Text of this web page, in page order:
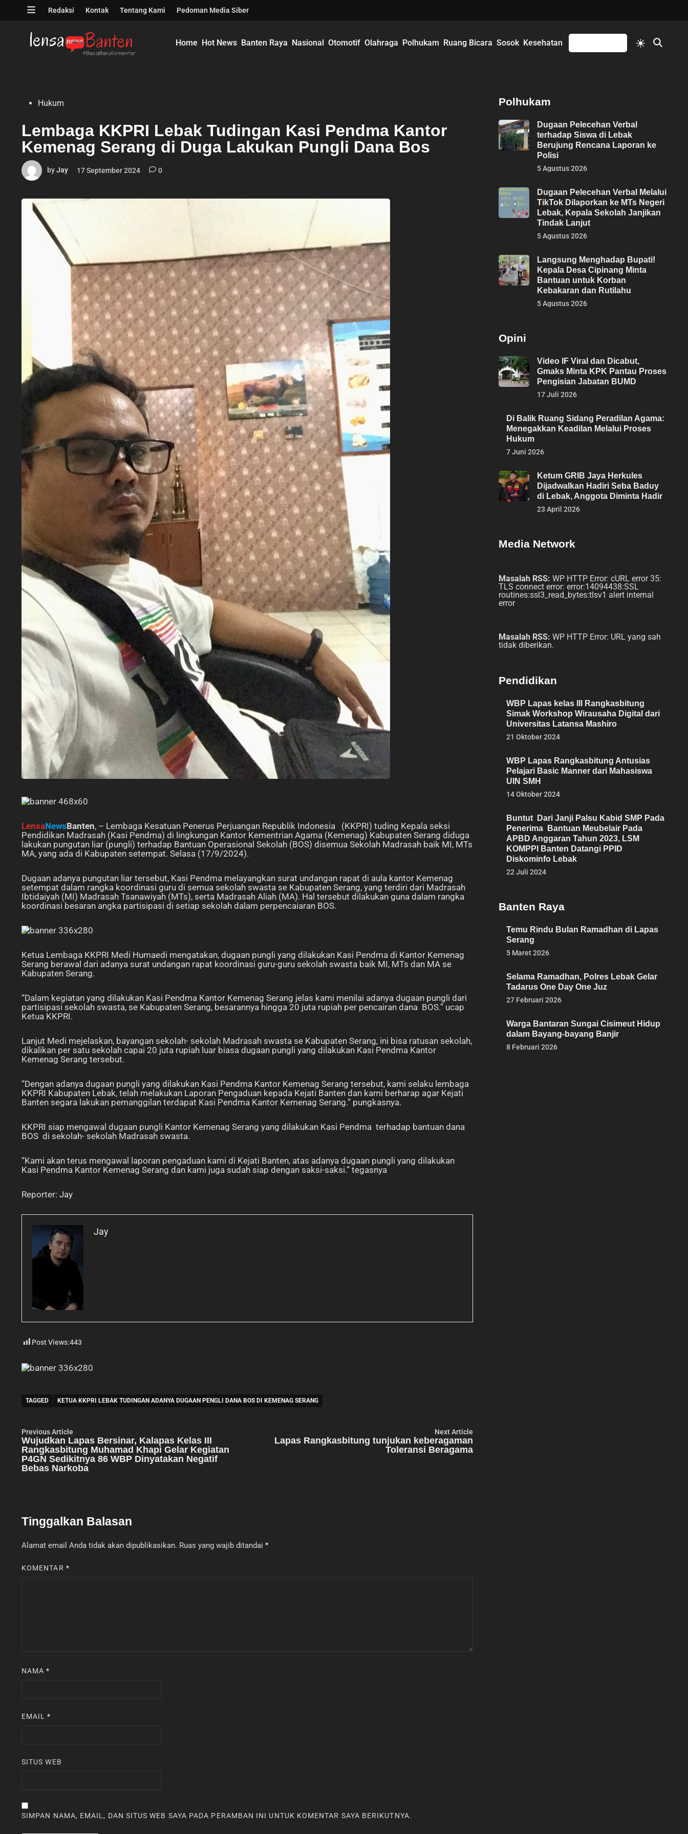
Open
Redaksi Kontak Tentang Kami Pedoman Media Siber
Home Hot News Banten Raya Nasional Otomotif Olahraga Polhukam Ruang Bicara Sosok Kesehatan
Switch
to
Open
PostedHukum
Lembaga KKPRI Lebak Tudingan Kasi Pendma Kantor
Kemenag Serang di Duga Lakukan Pungli Dana Bos
byJay 17 September 2024 0
LensaNewsBanten, – Lembaga Kesatuan Penerus Perjuangan Republik Indonesia (KKPRI) tuding Kepala seksi
Pendidikan Madrasah (Kasi Pendma) di lingkungan Kantor Kementrian Agama (Kemenag) Kabupaten Serang diduga
lakukan pungutan liar (pungli) terhadap Bantuan Operasional Sekolah (BOS) disemua Sekolah Madrasah baik MI, MTs
MA, yang ada di Kabupaten setempat. Selasa (17/9/2024).
Dugaan adanya pungutan liar tersebut, Kasi Pendma melayangkan surat undangan rapat di aula kantor Kemenag
setempat dalam rangka koordinasi guru di semua sekolah swasta se Kabupaten Serang, yang terdiri dari Madrasah
Ibtidaiyah (MI) Madrasah Tsanawiyah (MTs), serta Madrasah Aliah (MA). Hal tersebut dilakukan guna dalam rangka
koordinasi besaran angka partisipasi di setiap sekolah dalam perpencaiaran BOS.
Ketua Lembaga KKPRI Medi Humaedi mengatakan, dugaan pungli yang dilakukan Kasi Pendma di Kantor Kemenag
Serang berawal dari adanya surat undangan rapat koordinasi guru-guru sekolah swasta baik MI, MTs dan MA se
Kabupaten Serang.
“Dalam kegiatan yang dilakukan Kasi Pendma Kantor Kemenag Serang jelas kami menilai adanya dugaan pungli dari
partisipasi sekolah swasta, se Kabupaten Serang, besarannya hingga 20 juta rupiah per pencairan dana BOS.” ucap
Ketua KKPRI.
Lanjut Medi mejelaskan, bayangan sekolah- sekolah Madrasah swasta se Kabupaten Serang, ini bisa ratusan sekolah,
dikalikan per satu sekolah capai 20 juta rupiah luar biasa dugaan pungli yang dilakukan Kasi Pendma Kantor
Kemenag Serang tersebut.
“Dengan adanya dugaan pungli yang dilakukan Kasi Pendma Kantor Kemenag Serang tersebut, kami selaku lembaga
KKPRI Kabupaten Lebak, telah melakukan Laporan Pengaduan kepada Kejati Banten dan kami berharap agar Kejati
Banten segara lakukan pemanggilan terdapat Kasi Pendma Kantor Kemenag Serang.” pungkasnya.
KKPRI siap mengawal dugaan pungli Kantor Kemenag Serang yang dilakukan Kasi Pendma terhadap bantuan dana
BOS di sekolah- sekolah Madrasah swasta.
“Kami akan terus mengawal laporan pengaduan kami di Kejati Banten, atas adanya dugaan pungli yang dilakukan
Kasi Pendma Kantor Kemenag Serang dan kami juga sudah siap dengan saksi-saksi.” tegasnya
Reporter: Jay
Jay
Post Views:443
TAGGED KETUA KKPRI LEBAK TUDINGAN ADANYA DUGAAN PENGLI DANA BOS DI KEMENAG SERANG
Navigasi
pos
Previous Article
article:
Wujudkan Lapas Bersinar, Kalapas Kelas III
Rangkasbitung Muhamad Khapi Gelar Kegiatan
P4GN Sedikitnya 86 WBP Dinyatakan Negatif
Bebas Narkoba
Next Article
Lapas Rangkasbitung tunjukan keberagaman
Toleransi Beragama
Tinggalkan Balasan
Alamat email Anda tidak akan dipublikasikan. Ruas yang wajib ditandai *
KOMENTAR *
NAMA*
EMAIL*
SITUS WEB
SIMPAN NAMA, EMAIL, DAN SITUS WEB SAYA PADA PERAMBAN INI UNTUK KOMENTAR SAYA BERIKUTNYA.
Polhukam
Dugaan Pelecehan Verbal
terhadap Siswa di Lebak
Berujung Rencana Laporan ke
Polisi
5 Agustus 2026
Dugaan Pelecehan Verbal Melalui
TikTok Dilaporkan ke MTs Negeri
Lebak, Kepala Sekolah Janjikan
Tindak Lanjut
5 Agustus 2026
Langsung Menghadap Bupati!
Kepala Desa Cipinang Minta
Bantuan untuk Korban
Kebakaran dan Rutilahu
5 Agustus 2026
Opini
Video IF Viral dan Dicabut,
Gmaks Minta KPK Pantau Proses
Pengisian Jabatan BUMD
17 Juli 2026
Di Balik Ruang Sidang Peradilan Agama:
Menegakkan Keadilan Melalui Proses
Hukum
7 Juni 2026
Ketum GRIB Jaya Herkules
Dijadwalkan Hadiri Seba Baduy
di Lebak, Anggota Diminta Hadir
23 April 2026
Media Network
Masalah RSS: WP HTTP Error: cURL error 35:
TLS connect error: error:14094438:SSL
routines:ssl3_read_bytes:tlsv1 alert internal
error
Masalah RSS: WP HTTP Error: URL yang sah
tidak diberikan.
Pendidikan
WBP Lapas kelas III Rangkasbitung
Simak Workshop Wirausaha Digital dari
Universitas Latansa Mashiro
21 Oktober 2024
WBP Lapas Rangkasbitung Antusias
Pelajari Basic Manner dari Mahasiswa
UIN SMH
14 Oktober 2024
Buntut Dari Janji Palsu Kabid SMP Pada
Penerima Bantuan Meubelair Pada
APBD Anggaran Tahun 2023, LSM
KOMPPI Banten Datangi PPID
Diskominfo Lebak
22 Juli 2024
Banten Raya
Temu Rindu Bulan Ramadhan di Lapas
Serang
5 Maret 2026
Selama Ramadhan, Polres Lebak Gelar
Tadarus One Day One Juz
27 Februari 2026
Warga Bantaran Sungai Cisimeut Hidup
dalam Bayang-bayang Banjir
8 Februari 2026